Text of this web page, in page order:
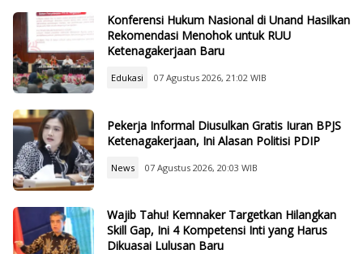
Konferensi Hukum Nasional di Unand Hasilkan
Rekomendasi Menohok untuk RUU
Ketenagakerjaan Baru
Edukasi 07 Agustus 2026, 21:02 WIB
Pekerja Informal Diusulkan Gratis Iuran BPJS
Ketenagakerjaan, Ini Alasan Politisi PDIP
News 07 Agustus 2026, 20:03 WIB
Wajib Tahu! Kemnaker Targetkan Hilangkan
Skill Gap, Ini 4 Kompetensi Inti yang Harus
Dikuasai Lulusan Baru